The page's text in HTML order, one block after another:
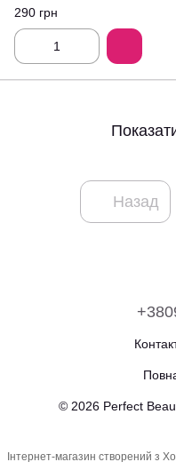
Bitter Peach 30 мл
290 грн
Назад
© 2026 Perfect
Інтернет-магазин створений з